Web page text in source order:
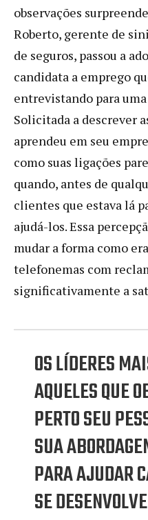
observações
Roberto, gerente de
de seguros, passou a
candidata a emprego
entrevistando para
Solicitada a descrever
aprendeu em seu
como suas ligações
quando, antes de
clientes que estava lá
ajudá-los. Essa
mudar a forma como
telefonemas com
significativamente a
OS LÍDERES
AQUELES QUE
PERTO SEU
SUA
PARA AJUDAR
SE